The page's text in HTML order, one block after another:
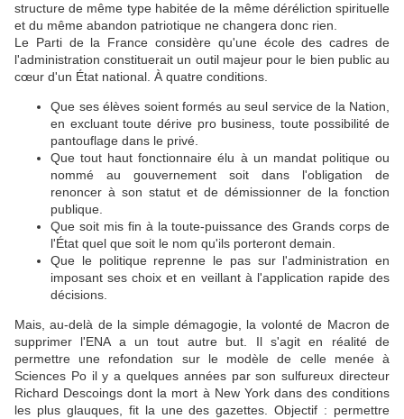
structure de même type habitée de la même déréliction spirituelle
et du même abandon patriotique ne changera donc rien.
Le Parti de la France considère qu'une école des cadres de
l'administration constituerait un outil majeur pour le bien public au
cœur d'un État national. À quatre conditions.
Que ses élèves soient formés au seul service de la Nation,
en excluant toute dérive pro business, toute possibilité de
pantouflage dans le privé.
Que tout haut fonctionnaire élu à un mandat politique ou
nommé au gouvernement soit dans l'obligation de
renoncer à son statut et de démissionner de la fonction
publique.
Que soit mis fin à la toute-puissance des Grands corps de
l'État quel que soit le nom qu'ils porteront demain.
Que le politique reprenne le pas sur l'administration en
imposant ses choix et en veillant à l'application rapide des
décisions.
Mais, au-delà de la simple démagogie, la volonté de Macron de
supprimer l'ENA a un tout autre but. Il s'agit en réalité de
permettre une refondation sur le modèle de celle menée à
Sciences Po il y a quelques années par son sulfureux directeur
Richard Descoings dont la mort à New York dans des conditions
les plus glauques, fit la une des gazettes. Objectif : permettre